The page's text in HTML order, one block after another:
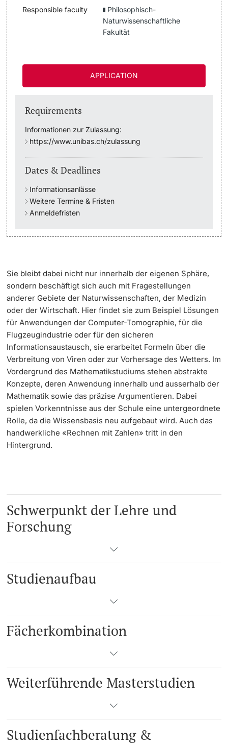
Student Life
Student Advice Center
Funding
Career Counseling
Social Services & Health Care
Military & Civilian Service
Coordination Office for Refugees
Support Services Guide
Learning & Teaching
AI in learning and teaching
Digital learning
Language Center
Learning Spaces
University Library Basel
Responsible faculty
Philosophisch-
Naturwissenschaftliche
Fakultät
APPLICATION
Requirements
Informationen zur Zulassung:
https://www.unibas.ch/zulassung
Dates & Deadlines
Informationsanlässe
Weitere Termine & Fristen
Anmeldefristen
Sie bleibt dabei nicht nur innerhalb der eigenen Sphäre,
sondern beschäftigt sich auch mit Fragestellungen
anderer Gebiete der Naturwissenschaften, der Medizin
oder der Wirtschaft. Hier findet sie zum Beispiel Lösungen
für Anwendungen der Computer-Tomographie, für die
Flugzeugindustrie oder für den sicheren
Informationsaustausch, sie erarbeitet Formeln über die
Verbreitung von Viren oder zur Vorhersage des Wetters. Im
Vordergrund des Mathematikstudiums stehen abstrakte
Konzepte, deren Anwendung innerhalb und ausserhalb der
Mathematik sowie das präzise Argumentieren. Dabei
spielen Vorkenntnisse aus der Schule eine untergeordnete
Rolle, da die Wissensbasis neu aufgebaut wird. Auch das
handwerkliche «Rechnen mit Zahlen» tritt in den
Hintergrund.
Schwerpunkt der Lehre und
Forschung
Studienaufbau
Fächerkombination
Weiterführende Masterstudien
Studienfachberatung &